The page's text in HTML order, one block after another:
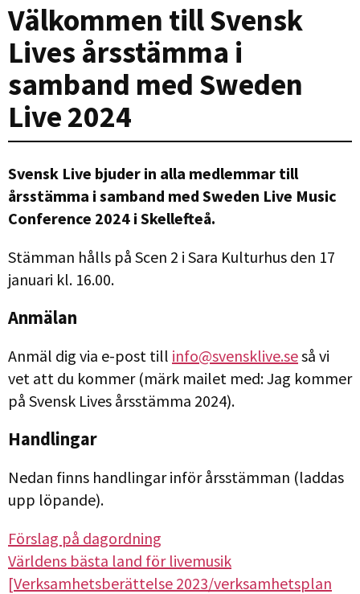
Välkommen till Svensk
Lives årsstämma i
samband med Sweden
Live 2024
Svensk Live bjuder in alla medlemmar till
årsstämma i samband med Sweden Live Music
Conference 2024 i Skellefteå.
Stämman hålls på Scen 2 i Sara Kulturhus den 17
januari kl. 16.00.
Anmälan
Anmäl dig via e-post till info@svensklive.seså vi
vet att du kommer (märk mailet med: Jag kommer
på Svensk Lives årsstämma 2024).
Handlingar
Nedan finns handlingar inför årsstämman (laddas
upp löpande).
Förslag på dagordning
Världens bästa land för livemusik
[Verksamhetsberättelse 2023/verksamhetsplan